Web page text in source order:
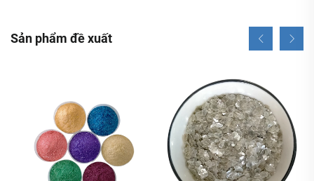
Sản phẩm đề xuất